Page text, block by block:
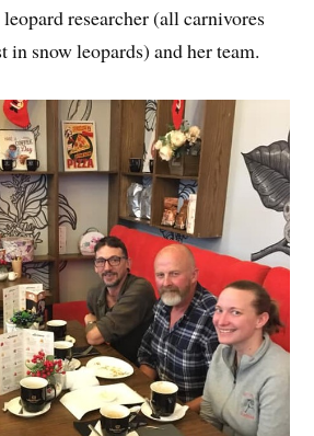
researcher (all carnivores
in snow leopards) and her team.